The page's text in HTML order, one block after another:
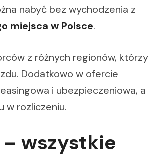
nabyć bez wychodzenia z
miejsca w Polsce.
z różnych regionów, którzy
Dodatkowo w ofercie
i ubezpieczeniowa, a
w rozliczeniu.
wszystkie